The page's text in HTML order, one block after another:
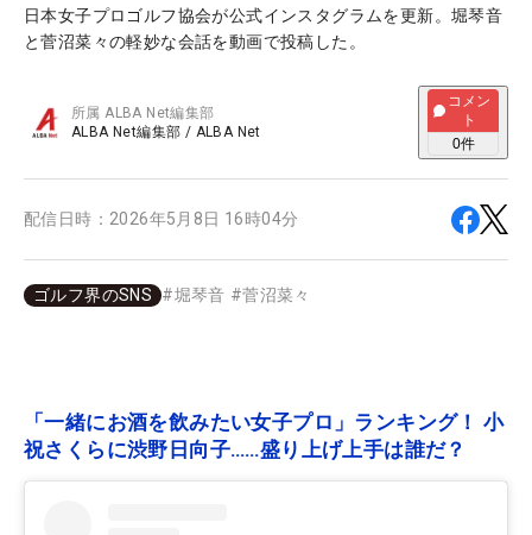
日本女子プロゴルフ協会が公式インスタグラムを更新。堀琴音
と菅沼菜々の軽妙な会話を動画で投稿した。
所属ALBA Net編集部
ALBA Net編集部 / ALBA Net
コメン
ト
0件
配信日時： 2026年5月8日 16時04分
ゴルフ界のSNS #堀琴音 #菅沼菜々
「一緒にお酒を飲みたい女子プロ」ランキング！ 小
祝さくらに渋野日向子……盛り上げ上手は誰だ？